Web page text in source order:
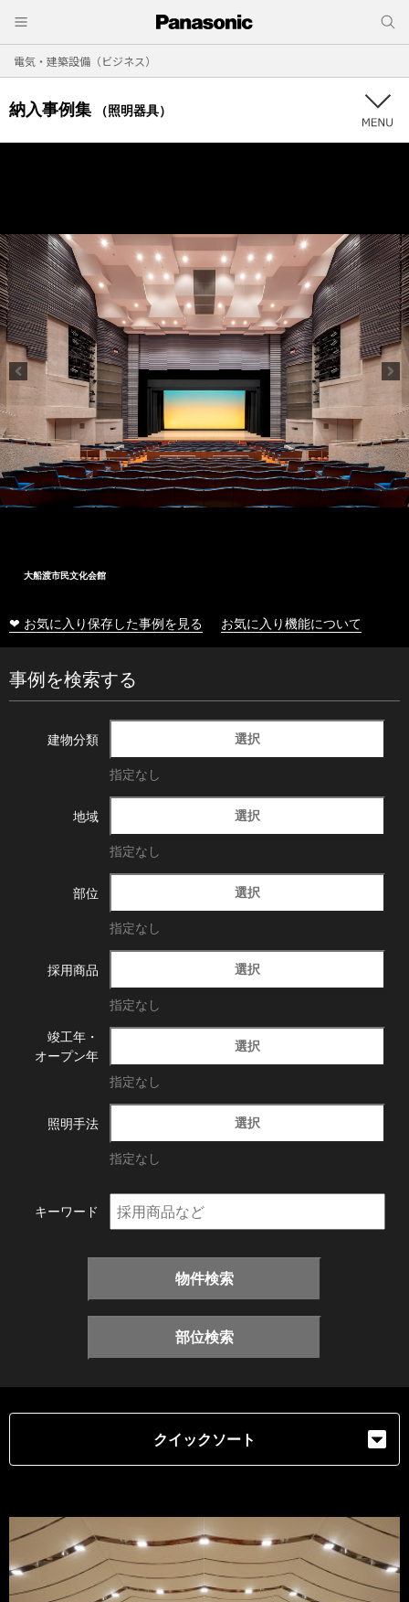
電気・建築設備（ビジネス）
納入事例集 （照明器具）
大船渡市民文化会館
❤ お気に入り保存した事例を見る お気に入り機能について
事例を検索する
建物分類 選択
指定なし
地域 選択
指定なし
部位 選択
指定なし
採用商品 選択
指定なし
竣工年・
オープン年
選択
指定なし
照明手法 選択
指定なし
キーワード
物件検索
部位検索
クイックソート